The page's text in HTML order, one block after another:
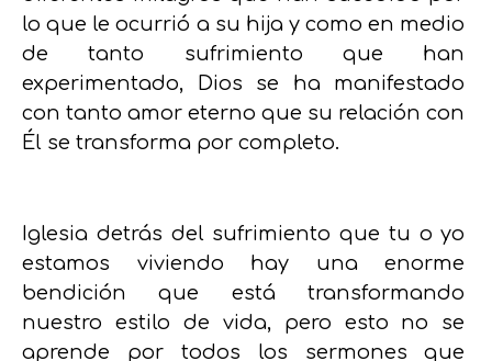
lo que le ocurrió a su hija y como en medio
de tanto sufrimiento que han
experimentado, Dios se ha manifestado
con tanto amor eterno que su relación con
Él se transforma por completo.
Iglesia detrás del sufrimiento que tu o yo
estamos viviendo hay una enorme
bendición que está transformando
nuestro estilo de vida, pero esto no se
aprende por todos los sermones que